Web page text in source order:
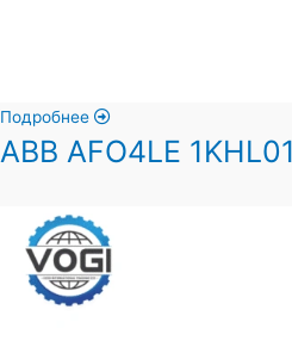
Подробнее
ABB AFO4LE